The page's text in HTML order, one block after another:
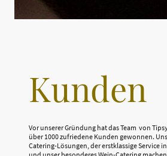
Kunden
Vor unserer Gründung hat das Team von
über 1000 zufriedene Kunden gewonnen.
Catering-Lösungen, der erstklassige Service